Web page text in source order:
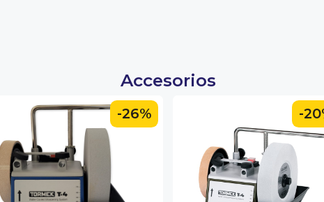
Accesorios
-26% -